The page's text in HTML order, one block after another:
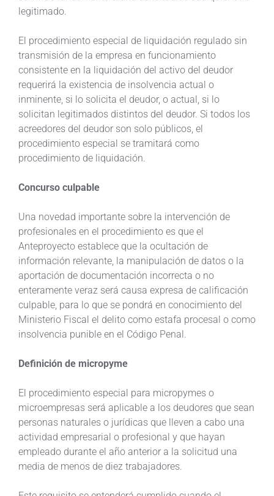
legitimado.
El procedimiento especial de liquidación regulado sin
transmisión de la empresa en funcionamiento
consistente en la liquidación del activo del deudor
requerirá la existencia de insolvencia actual o
inminente, si lo solicita el deudor, o actual, si lo
solicitan legitimados distintos del deudor. Si todos los
acreedores del deudor son solo públicos, el
procedimiento especial se tramitará como
procedimiento de liquidación.
Concurso culpable
Una novedad importante sobre la intervención de
profesionales en el procedimiento es que el
Anteproyecto establece que la ocultación de
información relevante, la manipulación de datos o la
aportación de documentación incorrecta o no
enteramente veraz será causa expresa de calificación
culpable, para lo que se pondrá en conocimiento del
Ministerio Fiscal el delito como estafa procesal o como
insolvencia punible en el Código Penal.
Definición de micropyme
El procedimiento especial para micropymes o
microempresas será aplicable a los deudores que sean
personas naturales o jurídicas que lleven a cabo una
actividad empresarial o profesional y que hayan
empleado durante el año anterior a la solicitud una
media de menos de diez trabajadores.